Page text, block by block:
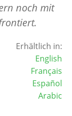
noch mit
Erhältlich in:
English
Français
Español
Arabic